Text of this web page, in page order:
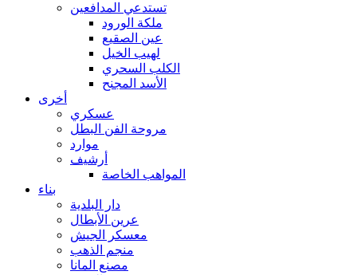
تستدعي المدافعين
ملكة الورود
عين الصقيع
لهيب الخيل
الكلب السحري
الأسد المجنح
أخرى
عسكري
مروحة الفن البطل
موارد
أرشيف
المواهب الخاصة
بناء
دار البلدية
عرين الأبطال
معسكر الجيش
منجم الذهب
مصنع المانا